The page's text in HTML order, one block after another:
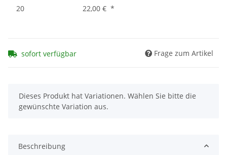
20
22,00 € *
sofort verfügbar Frage zum Artikel
x
Dieses Produkt hat Variationen. Wählen Sie bitte die
gewünschte Variation aus.
Beschreibung